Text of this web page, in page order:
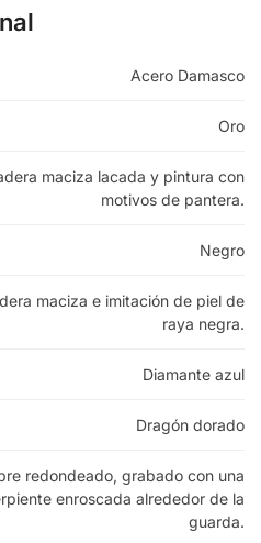
Acero Damasco
Oro
maciza lacada y pintura con
motivos de pantera.
Negro
maciza e imitación de piel de
raya negra.
Diamante azul
Dragón dorado
redondeado, grabado con una
enroscada alrededor de la
guarda.